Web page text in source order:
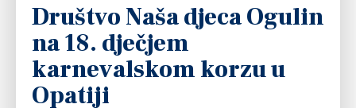
Društvo Naša djeca Ogulin
na 18. dječjem
karnevalskom korzu u
Opatiji